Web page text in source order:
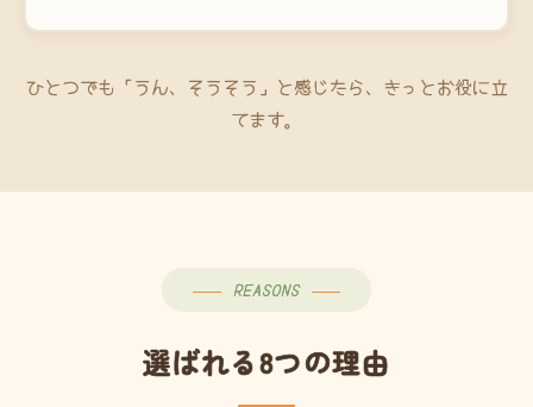
ひとつでも「うん、そうそう」と感じたら、きっとお役に立
てます。
REASONS
選ばれる8つの理由